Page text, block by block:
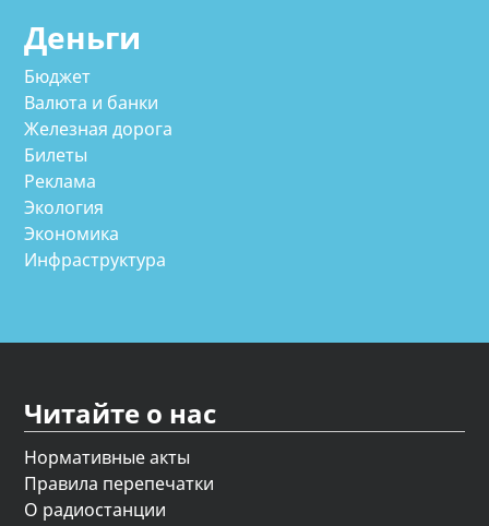
Деньги
Бюджет
Валюта и банки
Железная дорога
Билеты
Реклама
Экология
Экономика
Инфраструктура
Читайте о нас
Нормативные акты
Правила перепечатки
О радиостанции